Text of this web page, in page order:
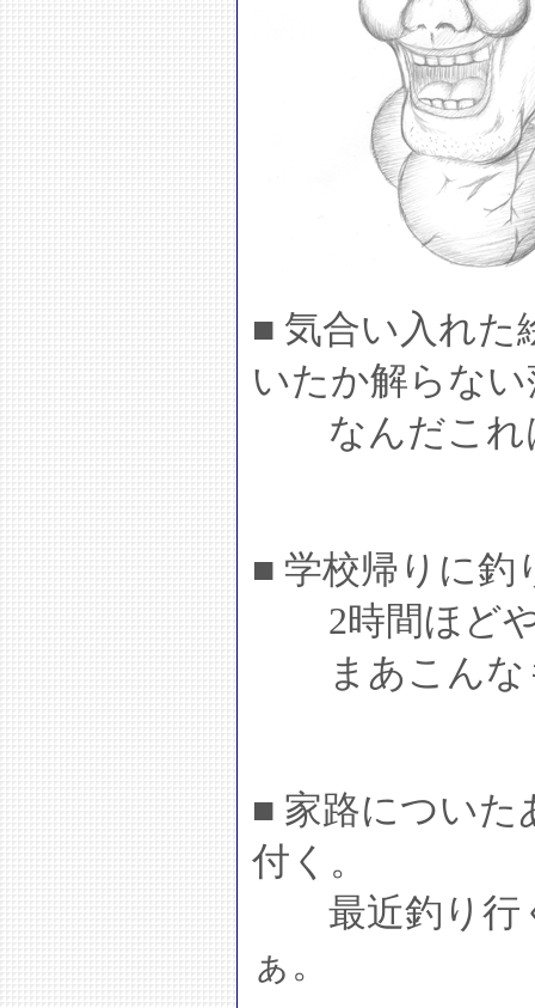
■ 気合い入れた
いたか解らな
なんだこれ
■ 学校帰りに釣
2時間ほどや
まあこんな
■ 家路についた
付く。
最近釣り行
ぁ。